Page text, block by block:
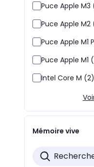
Puce Apple M3
Puce Apple M2
Puce Apple M1
Puce Apple M1
Intel Core M (2)
Mémoire vive